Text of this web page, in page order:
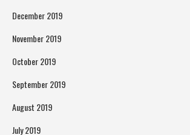
December 2019
November 2019
October 2019
September 2019
August 2019
July 2019